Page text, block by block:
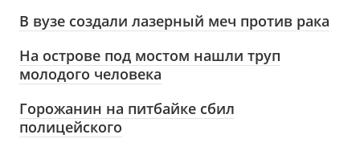
В вузе создали лазерный меч против рака
На острове под мостом нашли труп
молодого человека
Горожанин на питбайке сбил
полицейского